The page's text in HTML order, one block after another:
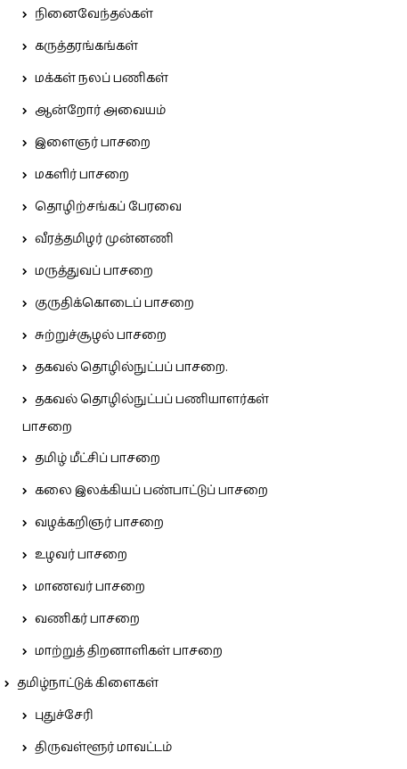
நினைவேந்தல்கள்
கருத்தரங்கங்கள்
மக்கள் நலப் பணிகள்
ஆன்றோர் அவையம்
இளைஞர் பாசறை
மகளிர் பாசறை
தொழிற்சங்கப் பேரவை
வீரத்தமிழர் முன்னணி
மருத்துவப் பாசறை
குருதிக்கொடைப் பாசறை
சுற்றுச்சூழல் பாசறை
தகவல் தொழில்நுட்பப் பாசறை.
தகவல் தொழில்நுட்பப் பணியாளர்கள்
பாசறை
தமிழ் மீட்சிப் பாசறை
கலை இலக்கியப் பண்பாட்டுப் பாசறை
வழக்கறிஞர் பாசறை
உழவர் பாசறை
மாணவர் பாசறை
வணிகர் பாசறை
மாற்றுத் திறனாளிகள் பாசறை
தமிழ்நாட்டுக் கிளைகள்
புதுச்சேரி
திருவள்ளூர் மாவட்டம்